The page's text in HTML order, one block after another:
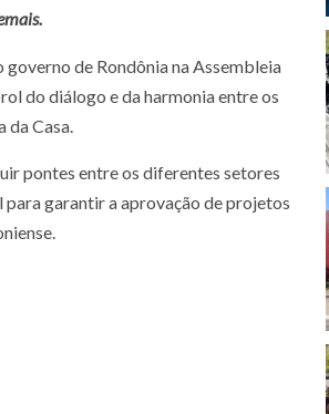
de Rondônia na Assembleia
do diálogo e da harmonia entre os
da Casa.
pontes entre os diferentes setores
para garantir a aprovação de projetos